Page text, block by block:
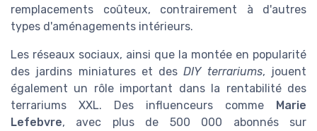
remplacements coûteux, contrairement à d'autres
types d'aménagements intérieurs.
Les réseaux sociaux, ainsi que la montée en popularité
des jardins miniatures et desDIY terrariums, jouent
également un rôle important dans la rentabilité des
terrariums XXL. Des influenceurs comme Marie
Lefebvre, avec plus de 500 000 abonnés sur